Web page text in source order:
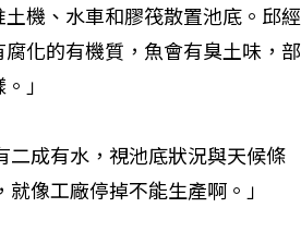
機、水車和膠筏散置池底。邱經
化的有機質，魚會有臭土味，部
」
成有水，視池底狀況與天候條
像工廠停掉不能生產啊。」